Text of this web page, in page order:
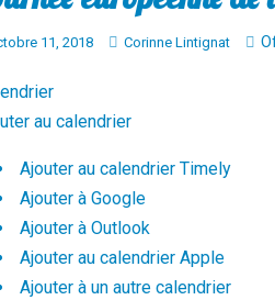
11, 2018 Corinne Lintignat
au calendrier
Ajouter au calendrier Timely
Ajouter à Google
Ajouter à Outlook
Ajouter au calendrier Apple
Ajouter à un autre calendrier